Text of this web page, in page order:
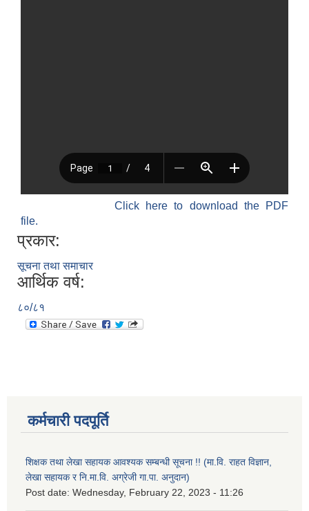
Click here to download the PDF
file.
प्रकार:
सूचना तथा समाचार
आर्थिक वर्ष:
८०/८१
कर्मचारी पदपूर्ति
शिक्षक तथा लेखा सहायक आवश्यक सम्बन्धी सूचना !! (मा.वि. राहत विज्ञान,
लेखा सहायक र नि.मा.वि. अग्रेजी गा.पा. अनुदान)
Post date: Wednesday, February 22, 2023 - 11:26